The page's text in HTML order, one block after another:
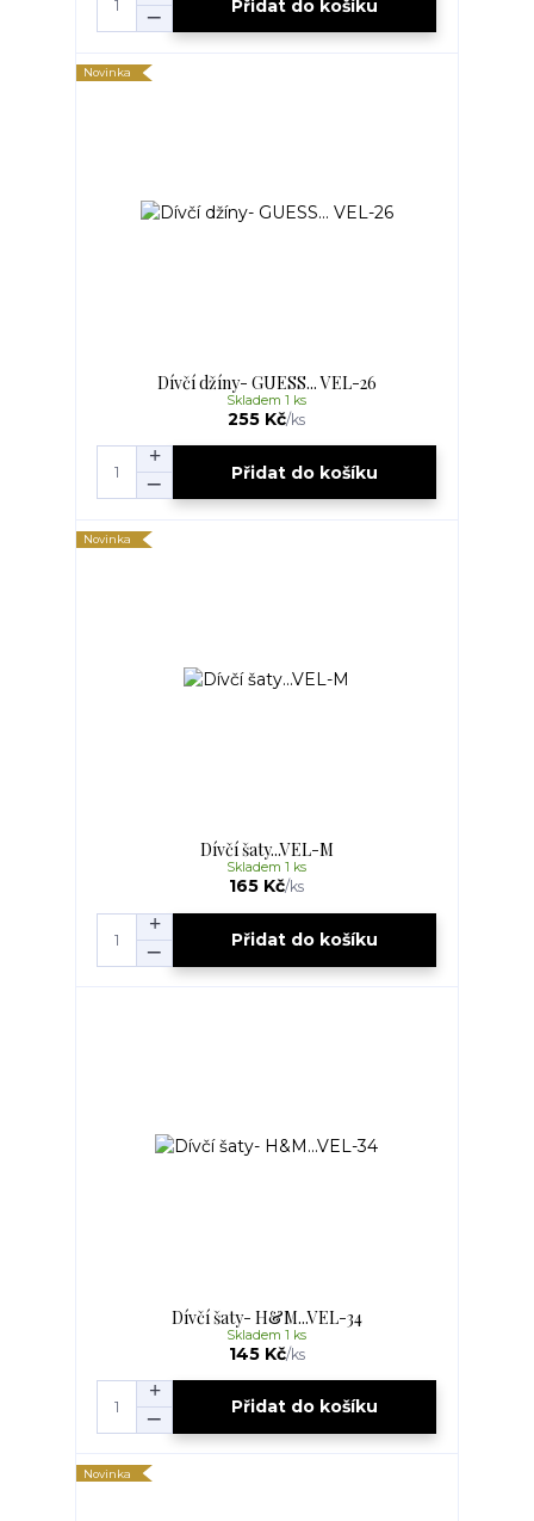
Přidat do košíku
Novinka
Dívčí džíny- GUESS... VEL-26
255 Kč/ks
Skladem 1 ks
Přidat do košíku
Novinka
Dívčí šaty...VEL-M
165 Kč/ks
Skladem 1 ks
Přidat do košíku
Dívčí šaty- H&M...VEL-34
145 Kč/ks
Skladem 1 ks
Přidat do košíku
Novinka